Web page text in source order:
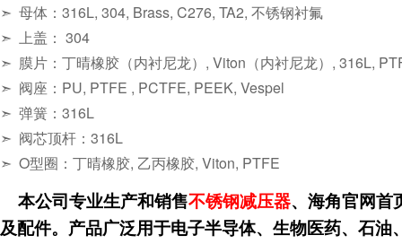
➣ 母体：316L, 304, Brass, C276, TA2, 不锈钢衬氟
➣ 上盖： 304
➣ 膜片：丁晴橡胶（内衬尼龙）, Viton（内衬尼龙）, 316L,
➣ 阀座：PU, PTFE , PCTFE, PEEK, Vespel
➣ 弹簧：316L
➣ 阀芯顶杆：316L
➣ O型圈：丁晴橡胶, 乙丙橡胶, Viton, PTFE
本公司专业生产和销售不锈钢减压器、海角官网
及配件。产品广泛用于电子半导体、生物医药、石油